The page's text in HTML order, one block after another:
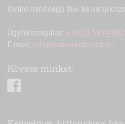
kiváló minőségű bio- és
Ügyfélszolgálat: +36-20-593-0902
E-mail: info@naturebalance.hu
Kövess minket: